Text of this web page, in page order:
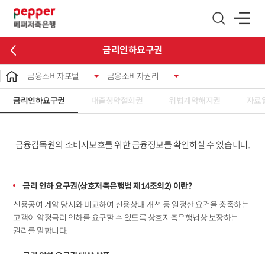
금리인하요구권
금융소비자포털 금융소비자권리
금리인하요구권 대출청약철회권 위법계약해지권 자료
금융감독원의 소비자보호를 위한 금융정보를 확인하실 수 있습니다.
금리 인하 요구권(상호저축은행법 제14조의2) 이란?
신용공여 계약 당시와 비교하여 신용상태 개선 등 일정한 요건을 충족하는
고객이 약정금리 인하를 요구할 수 있도록 상호저축은행법상 보장하는
권리를 말합니다.